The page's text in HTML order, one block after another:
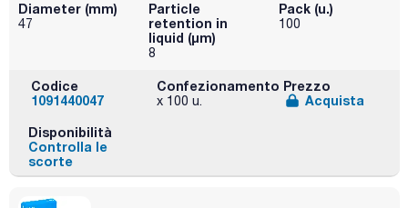
Diameter (mm)
47
Particle
retention in
liquid (μm)
8
Pack (u.)
100
Codice
1091440047
Confezionamento
x 100 u.
Prezzo
Acquista
Disponibilità
Controlla le
scorte